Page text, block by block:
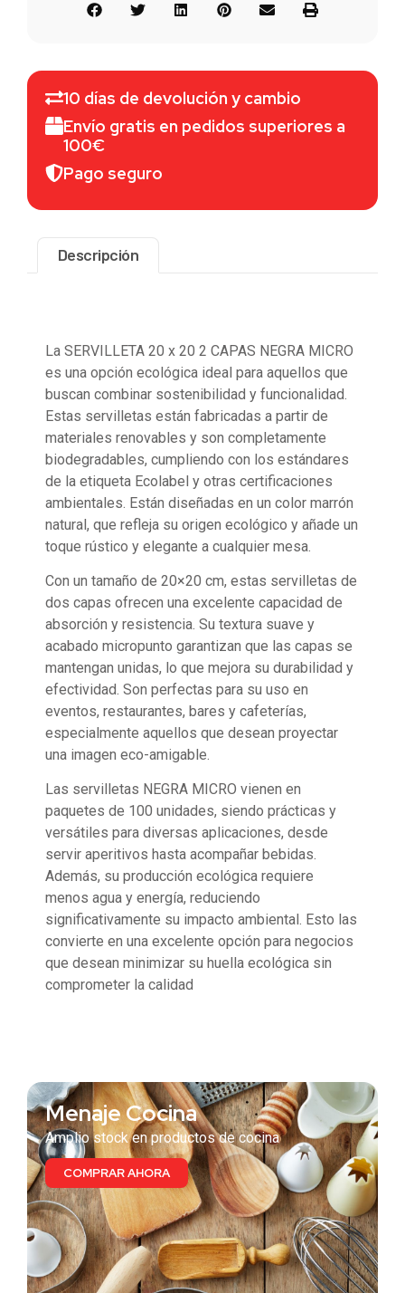
10 días de devolución y cambio
Envío gratis en pedidos superiores a
100€
Pago seguro
Descripción
La SERVILLETA 20 x 20 2 CAPAS NEGRA MICRO
es una opción ecológica ideal para aquellos que
buscan combinar sostenibilidad y funcionalidad.
Estas servilletas están fabricadas a partir de
materiales renovables y son completamente
biodegradables, cumpliendo con los estándares
de la etiqueta Ecolabel y otras certificaciones
ambientales. Están diseñadas en un color marrón
natural, que refleja su origen ecológico y añade un
toque rústico y elegante a cualquier mesa.
Con un tamaño de 20×20 cm, estas servilletas de
dos capas ofrecen una excelente capacidad de
absorción y resistencia. Su textura suave y
acabado micropunto garantizan que las capas se
mantengan unidas, lo que mejora su durabilidad y
efectividad. Son perfectas para su uso en
eventos, restaurantes, bares y cafeterías,
especialmente aquellos que desean proyectar
una imagen eco-amigable.
Las servilletas NEGRA MICRO vienen en
paquetes de 100 unidades, siendo prácticas y
versátiles para diversas aplicaciones, desde
servir aperitivos hasta acompañar bebidas.
Además, su producción ecológica requiere
menos agua y energía, reduciendo
significativamente su impacto ambiental. Esto las
convierte en una excelente opción para negocios
que desean minimizar su huella ecológica sin
comprometer la calidad​
Menaje Cocina
Amplio stock en productos de cocina
COMPRAR AHORA